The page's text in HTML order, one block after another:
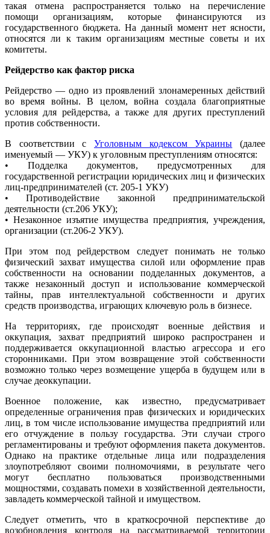
такая отмена распространяется только на перечисление
помощи организациям, которые финансируются из
государственного бюджета. На данный момент нет ясности,
относятся ли к таким организациям местные советы и их
комитеты.
Рейдерство как фактор риска
Рейдерство — одно из проявлений злонамеренных действий
во время войны. В целом, война создала благоприятные
условия для рейдерства, а также для других преступлений
против собственности.
В соответствии с Уголовным кодексом Украины (далее
именуемый — УКУ) к уголовным преступлениям относятся:
• Подделка документов, предусмотренных для
государственной регистрации юридических лиц и физических
лиц-предпринимателей (ст. 205-1 УКУ)
• Противодействие законной предпринимательской
деятельности (ст.206 УКУ);
• Незаконное изъятие имущества предприятия, учреждения,
организации (ст.206-2 УКУ).
При этом под рейдерством следует понимать не только
физический захват имущества силой или оформление прав
собственности на основании подделанных документов, а
также незаконный доступ и использование коммерческой
тайны, прав интеллектуальной собственности и других
средств производства, играющих ключевую роль в бизнесе.
На территориях, где происходят военные действия и
оккупация, захват предприятий широко распространен и
поддерживается оккупационной властью агрессора и его
сторонниками. При этом возвращение этой собственности
возможно только через возмещение ущерба в будущем или в
случае деоккупации.
Военное положение, как известно, предусматривает
определенные ограничения прав физических и юридических
лиц, в том числе использование имущества предприятий или
его отчуждение в пользу государства. Эти случаи строго
регламентированы и требуют оформления пакета документов.
Однако на практике отдельные лица или подразделения
злоупотребляют своими полномочиями, в результате чего
могут бесплатно пользоваться производственными
мощностями, создавать помехи в хозяйственной деятельности,
завладеть коммерческой тайной и имуществом.
Следует отметить, что в краткосрочной перспективе до
возобновления контроля на рассматриваемой территории